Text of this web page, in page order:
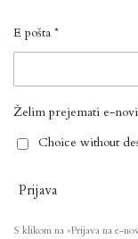
E pošta *
Želim prejemati e-
Choice without
Prijava
S klikom na »Prijava na e-